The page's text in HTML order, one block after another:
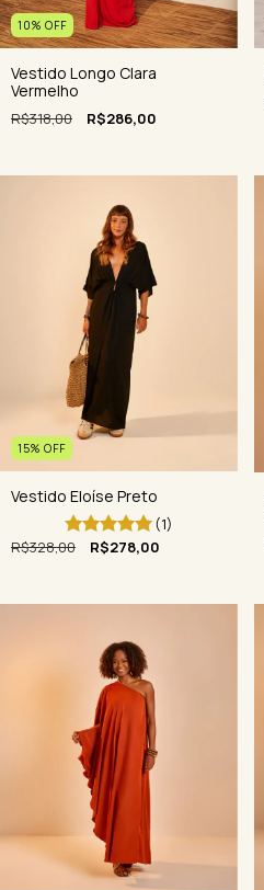
10% OFF
Vestido Longo Clara
Vermelho
R$318,00 R$286,00
15% OFF
Vestido Eloíse Preto
(1)
R$328,00
R$278,00